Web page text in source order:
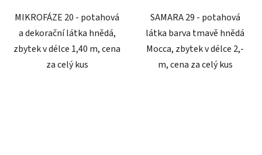
MIKROFÁZE 20 - potahová
a dekorační látka hnědá,
zbytek v délce 1,40 m, cena
za celý kus
SAMARA 29 - potahová
látka barva tmavě hnědá
Mocca, zbytek v délce 2,-
m, cena za celý kus